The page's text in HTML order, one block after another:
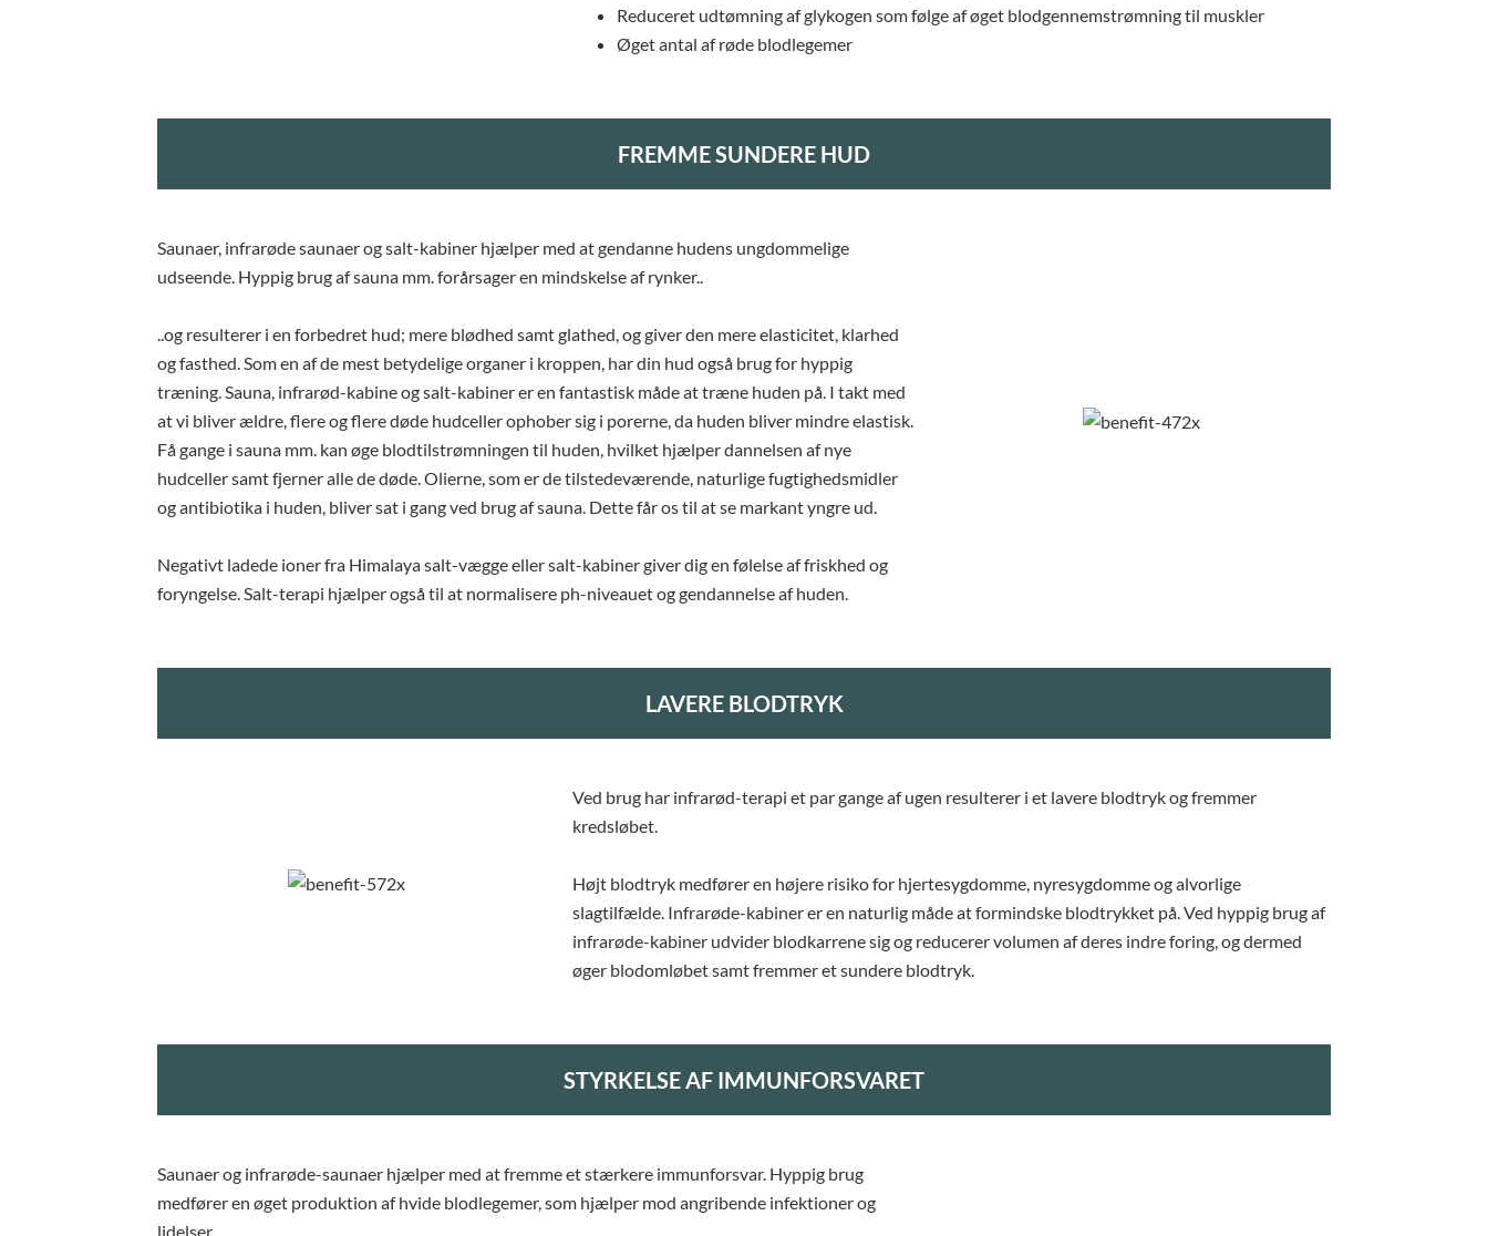
Reduceret udtømning af glykogen som følge af øget blodgennemstrømning til muskler
Øget antal af røde blodlegemer
FREMME SUNDERE HUD
Saunaer, infrarøde saunaer og salt-kabiner hjælper med at gendanne hudens ungdommelige
udseende. Hyppig brug af sauna mm. forårsager en mindskelse af rynker..
..og resulterer i en forbedret hud; mere blødhed samt glathed, og giver den mere elasticitet, klarhed
og fasthed. Som en af de mest betydelige organer i kroppen, har din hud også brug for hyppig
træning. Sauna, infrarød-kabine og salt-kabiner er en fantastisk måde at træne huden på. I takt med
at vi bliver ældre, flere og flere døde hudceller ophober sig i porerne, da huden bliver mindre elastisk.
Få gange i sauna mm. kan øge blodtilstrømningen til huden, hvilket hjælper dannelsen af nye
hudceller samt fjerner alle de døde. Olierne, som er de tilstedeværende, naturlige fugtighedsmidler
og antibiotika i huden, bliver sat i gang ved brug af sauna. Dette får os til at se markant yngre ud.
Negativt ladede ioner fra Himalaya salt-vægge eller salt-kabiner giver dig en følelse af friskhed og
foryngelse. Salt-terapi hjælper også til at normalisere ph-niveauet og gendannelse af huden.
LAVERE BLODTRYK
Ved brug har infrarød-terapi et par gange af ugen resulterer i et lavere blodtryk og fremmer
kredsløbet.
Højt blodtryk medfører en højere risiko for hjertesygdomme, nyresygdomme og alvorlige
slagtilfælde. Infrarøde-kabiner er en naturlig måde at formindske blodtrykket på. Ved hyppig brug af
infrarøde-kabiner udvider blodkarrene sig og reducerer volumen af deres indre foring, og dermed
øger blodomløbet samt fremmer et sundere blodtryk.
STYRKELSE AF IMMUNFORSVARET
Saunaer og infrarøde-saunaer hjælper med at fremme et stærkere immunforsvar. Hyppig brug
medfører en øget produktion af hvide blodlegemer, som hjælper mod angribende infektioner og
lidelser.